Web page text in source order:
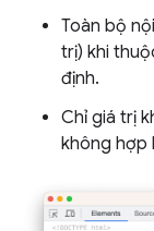
Toàn bộ
trị) khi
định.
Chỉ giá trị
không hợp